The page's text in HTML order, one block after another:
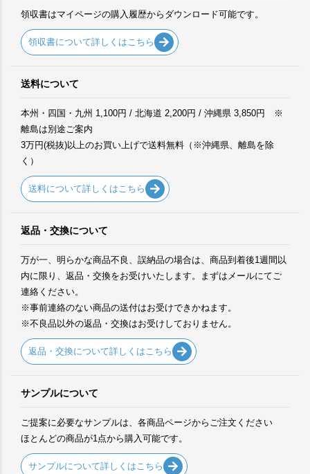
領収書はマイページの購入履歴からダウンロード可能です。
領収書について詳しくはこちら
送料について
本州・四国・九州 1,100円 / 北海道 2,200円 / 沖縄県 3,850円 ※
離島は別途ご案内
3万円(税抜)以上のお買い上げで送料無料（※沖縄県、離島を除
く）
送料について詳しくはこちら
返品・交換について
万が一、明らかな商品不良、誤納品の場合は、商品到着後1週間以
内に限り、返品・交換をお受けいたします。まずはメールにてご
連絡ください。
※事前連絡のない商品の送付はお受けできかねます。
※不良品以外の返品・交換はお受けしておりません。
返品・交換について詳しくはこちら
サンプルについて
ご提案に必要なサンプルは、各商品ページからご注文ください
ほとんどの商品が1点から購入可能です。
サンプルについて詳しくはこちら